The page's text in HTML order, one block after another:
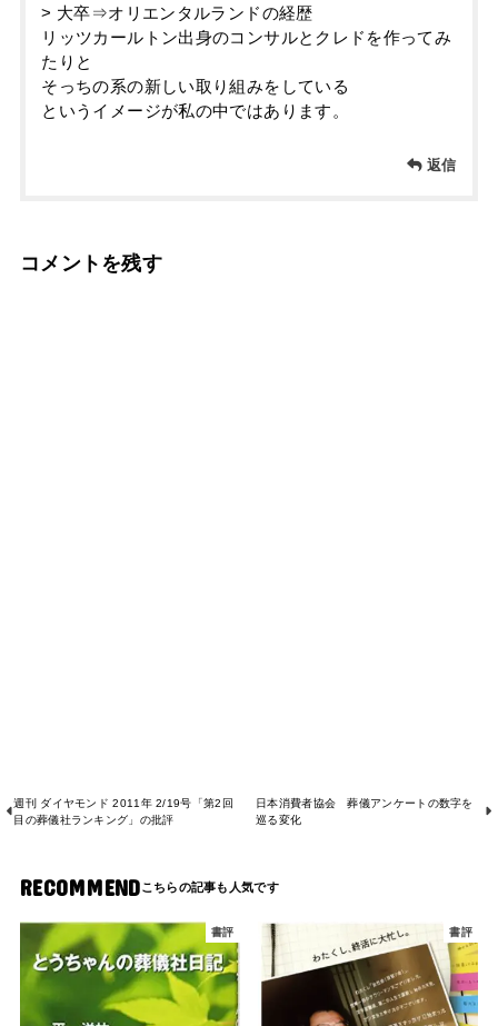
> 大卒⇒オリエンタルランドの経歴
リッツカールトン出身のコンサルとクレドを作ってみ
たりと
そっちの系の新しい取り組みをしている
というイメージが私の中ではあります。
返信
コメントを残す
週刊 ダイヤモンド 2011年 2/19号「第2回
目の葬儀社ランキング」の批評
日本消費者協会 葬儀アンケートの数字を
巡る変化
RECOMMEND
書評 書評